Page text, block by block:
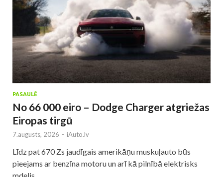
PASAULĒ
No 66 000 eiro – Dodge Charger atgriežas
Eiropas tirgū
7.augusts, 2026 - iAuto.lv
Līdz pat 670 Zs jaudīgais amerikāņu muskuļauto būs
pieejams ar benzīna motoru un arī kā pilnībā elektrisks